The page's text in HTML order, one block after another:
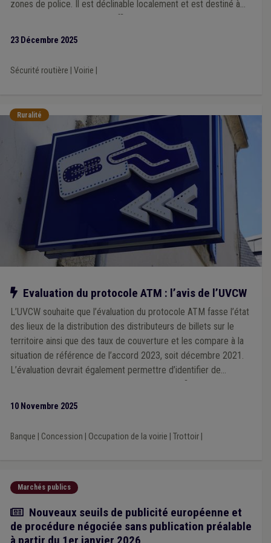
zones de police. Il est déclinable localement et est destiné à
23 Décembre 2025
Sécurité routière Voirie
Ruralité
Notre action
Evaluation du protocole ATM : l’avis de l’UVCW
L’UVCW souhaite que l’évaluation du protocole ATM fasse l’état
des lieux de la distribution des distributeurs de billets sur le
territoire ainsi que des taux de couverture et les compare à la
situation de référence de l’accord 2023, soit décembre 2021.
L’évaluation devrait également permettre d’identifier de
manière objective les zones mal desservies afin de pouvoir
10 Novembre 2025
Banque Concession Occupation de la voirie Trottoir|
Marchés publics
Actualité
Nouveaux seuils de publicité européenne et
de procédure négociée sans publication préalable